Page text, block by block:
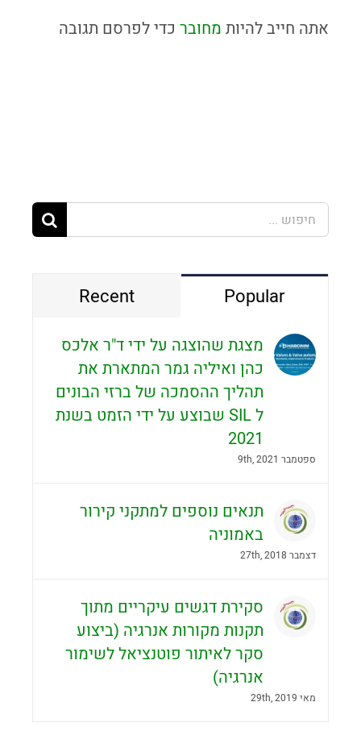
אתה חייב להיות מחובר כדי לפרסם תגובה
חיפוש...
Popular
Recent
מצגת שהוצגה על ידי ד"ר אלכס
כהן ואיליה גמר המתארת את
תהליך ההסמכה של ברזי הבונים
ל SIL שבוצע על ידי הזמט בשנת
2021
ספטמבר 9th, 2021
תנאים נוספים למתקני קירור
באמוניה
דצמבר 27th, 2018
סקירת דגשים עיקריים מתוך
תקנות מקורות אנרגיה (ביצוע
סקר לאיתור פוטנציאל לשימור
אנרגיה)
מאי 29th, 2019